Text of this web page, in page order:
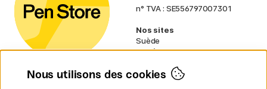
n° TVA : SE556797007301
Nos sites
Suède
Norvège
Finlande
Nous utilisons des cookies